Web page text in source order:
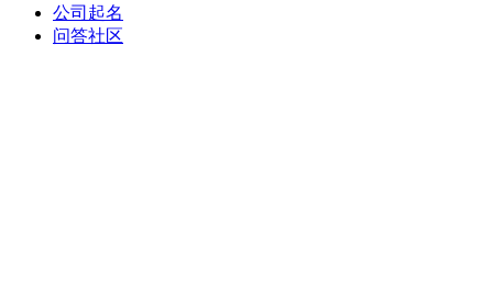
公司起名
问答社区